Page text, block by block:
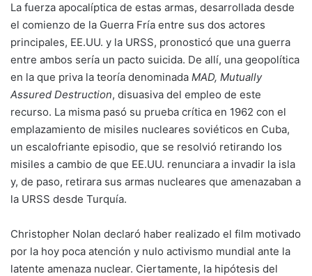
La fuerza apocalíptica de estas armas, desarrollada desde
el comienzo de la Guerra Fría entre sus dos actores
principales, EE.UU. y la URSS, pronosticó que una guerra
entre ambos sería un pacto suicida. De allí, una geopolítica
en la que priva la teoría denominada MAD, Mutually
Assured Destruction, disuasiva del empleo de este
recurso. La misma pasó su prueba crítica en 1962 con el
emplazamiento de misiles nucleares soviéticos en Cuba,
un escalofriante episodio, que se resolvió retirando los
misiles a cambio de que EE.UU. renunciara a invadir la isla
y, de paso, retirara sus armas nucleares que amenazaban a
la URSS desde Turquía.
Christopher Nolan declaró haber realizado el film motivado
por la hoy poca atención y nulo activismo mundial ante la
latente amenaza nuclear. Ciertamente, la hipótesis del